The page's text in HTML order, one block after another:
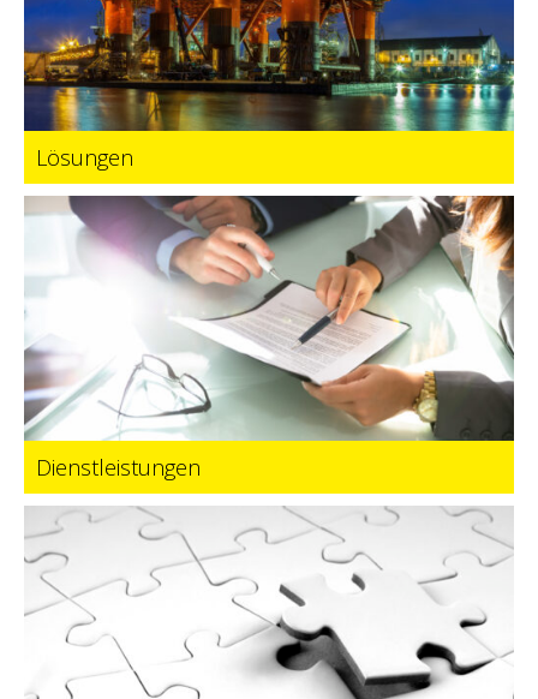
Lösungen
Dienstleistungen